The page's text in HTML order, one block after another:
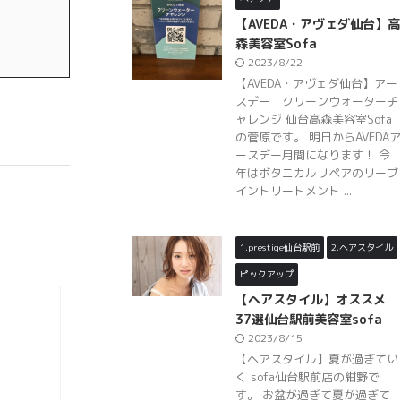
【AVEDA・アヴェダ仙台】高
森美容室Sofa
2023/8/22
【AVEDA・アヴェダ仙台】アー
スデー クリーンウォーターチ
ャレンジ 仙台高森美容室Sofa
の菅原です。 明日からAVEDAア
ースデー月間になります！ 今
年はボタニカルリペアのリーブ
イントリートメント ...
1.prestige仙台駅前 2.ヘアスタイル
ピックアップ
【ヘアスタイル】オススメ
37選仙台駅前美容室sofa
2023/8/15
【ヘアスタイル】夏が過ぎてい
く sofa仙台駅前店の紺野で
す。 お盆が過ぎて夏が過ぎて